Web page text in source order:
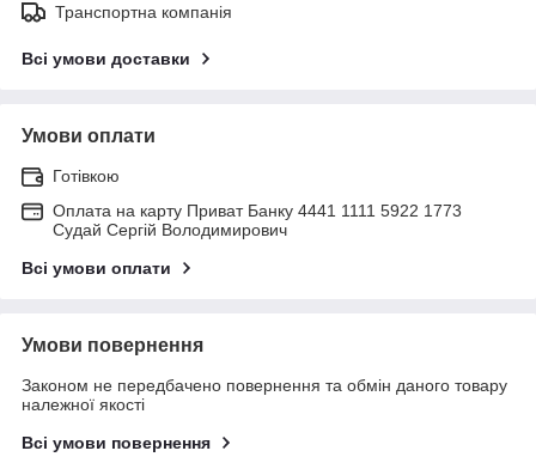
Транспортна компанія
Всі умови доставки
Умови оплати
Готівкою
Оплата на карту Приват Банку 4441 1111 5922 1773
Судай Сергій Володимирович
Всі умови оплати
Умови повернення
Законом не передбачено повернення та обмін даного товару
належної якості
Всі умови повернення